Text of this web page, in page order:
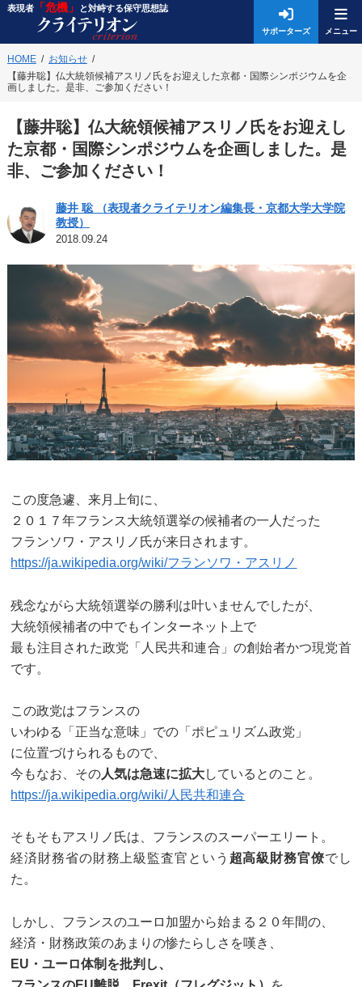
表現者「危機」 と対峙する保守思想誌
サポーターズ
HOME
お知らせ
【藤井聡】仏大統領候補アスリノ氏をお迎えした京都・国際シンポジウムを企
画しました。是非、ご参加ください！
【藤井聡】仏大統領候補アスリノ氏をお迎えし
た京都・国際シンポジウムを企画しました。是
非、ご参加ください！
藤井 聡 （表現者クライテリオン編集長・京都大学大学院
教授）
2018.09.24
この度急遽、来月上旬に、
２０１７年フランス大統領選挙の候補者の一人だった
フランソワ・アスリノ氏が来日されます。
https://ja.wikipedia.org/wiki/フランソワ・アスリノ
残念ながら大統領選挙の勝利は叶いませんでしたが、
大統領候補者の中でもインターネット上で
最も注目された政党「人民共和連合」の創始者かつ現党首
です。
この政党はフランスの
いわゆる「正当な意味」での「ポピュリズム政党」
に位置づけられるもので、
今もなお、その人気は急速に拡大しているとのこと。
https://ja.wikipedia.org/wiki/人民共和連合
そもそもアスリノ氏は、フランスのスーパーエリート。
経済財務省の財務上級監査官という 超高級財務官僚でし
た。
しかし、フランスのユーロ加盟から始まる２０年間の、
経済・財務政策のあまりの惨たらしさを嘆き、
EU・ユーロ体制を批判し、